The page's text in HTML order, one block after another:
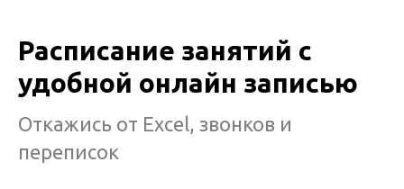
Расписание занятий с
удобной онлайн записью
Откажись от Excel, звонков и
переписок